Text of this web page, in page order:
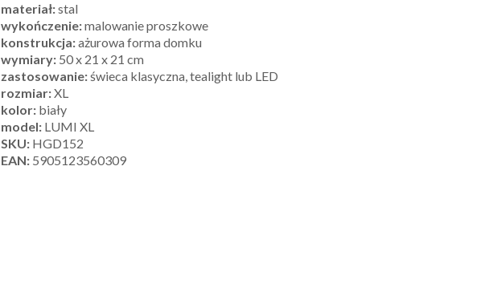
materiał:stal
wykończenie:malowanie proszkowe
konstrukcja:ażurowa forma domku
wymiary: 50 x 21 x 21 cm
zastosowanie:świeca klasyczna, tealight lub LED
rozmiar:XL
kolor: biały
model: LUMI XL
SKU: HGD152
EAN: 5905123560309